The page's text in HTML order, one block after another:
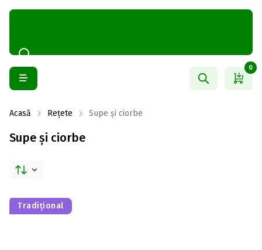
0
Acasă Rețete Supe și ciorbe
Supe și ciorbe
Tradițional